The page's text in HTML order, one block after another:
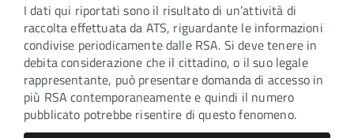
I dati qui riportati sono il risultato di un’attività di
raccolta effettuata da ATS, riguardante le informazioni
condivise periodicamente dalle RSA. Si deve tenere in
debita considerazione che il cittadino, o il suo legale
rappresentante, può presentare domanda di accesso in
più RSA contemporaneamente e quindi il numero
pubblicato potrebbe risentire di questo fenomeno.